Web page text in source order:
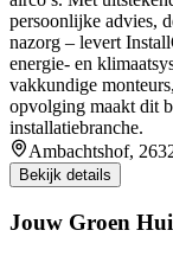
persoonlijke advies,
nazorg – levert
energie- en
vakkundige
opvolging maakt dit
installatiebranche.
Ambachtshof,
Bekijk details
Jouw Groen